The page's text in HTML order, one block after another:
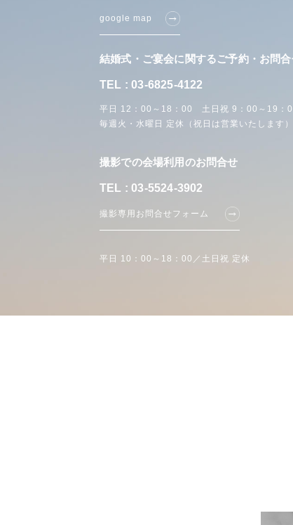
google map
結婚式・ご宴会に関するご予約・お問
TEL : 03-6825-4122
平日 12：00～18：00 土日祝 9：00～19：
毎週火・水曜日 定休（祝日は営業いたします）
撮影での会場利用のお問合せ
TEL : 03-5524-3902
撮影専用お問合せフォーム
平日 10：00～18：00／土日祝 定休